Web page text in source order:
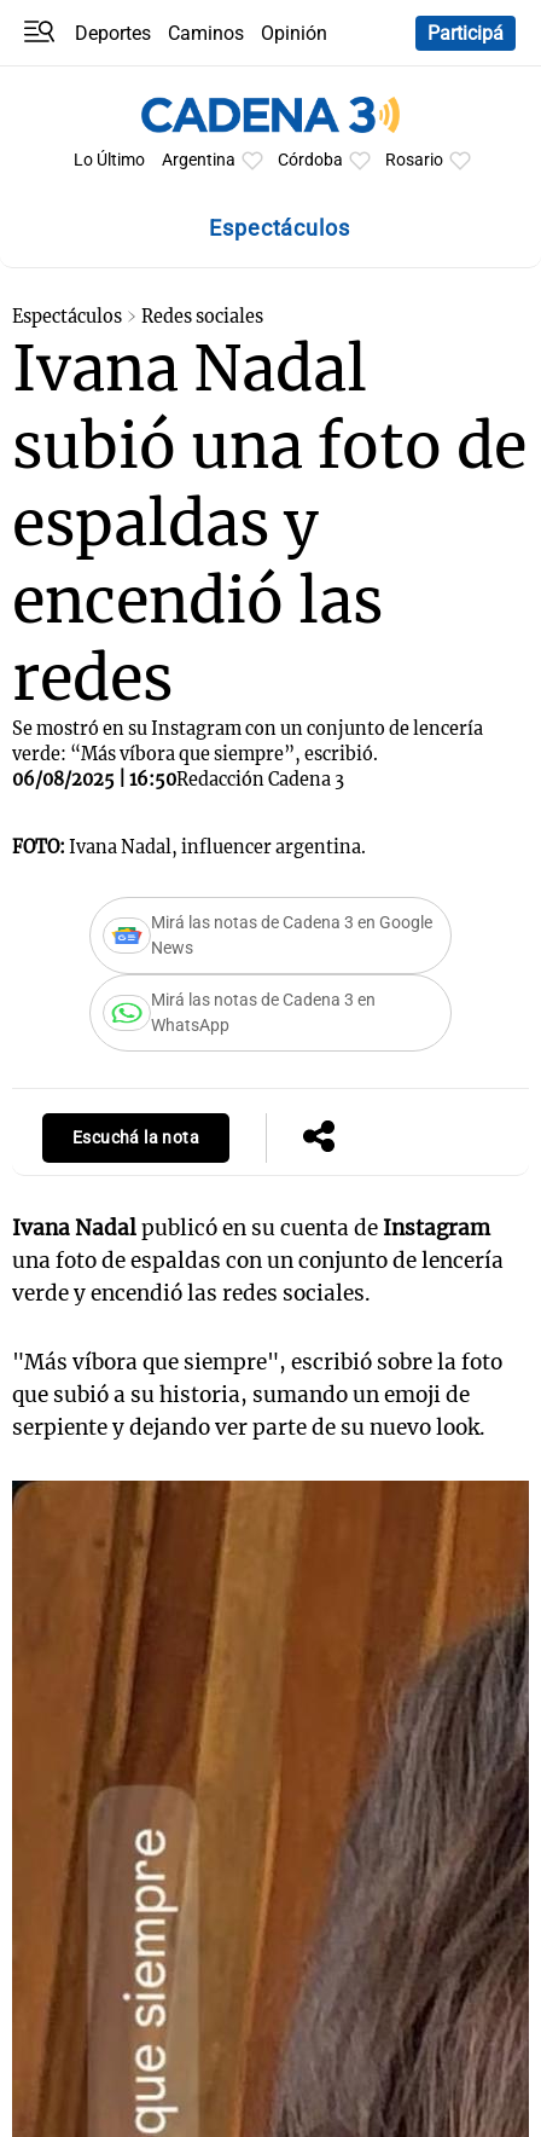
Deportes Caminos
Opinión
Participá
Lo Último Argentina Córdoba Rosario
Espectáculos
Espectáculos Redes sociales
Ivana Nadal
subió una foto de
espaldas y
encendió las
redes
Se mostró en su Instagram con un conjunto de lencería
verde: “Más víbora que siempre”, escribió.
06/08/2025 | 16:50Redacción Cadena 3
FOTO: Ivana Nadal, influencer argentina.
Mirá las notas de Cadena 3 en Google
News
Mirá las notas de Cadena 3 en
WhatsApp
Escuchá la nota
Ivana Nadalpublicó en su cuenta de Instagram
una foto de espaldas con un conjunto de lencería
verde y encendió las redes sociales.
"Más víbora que siempre", escribió sobre la foto
que subió a su historia, sumando un emoji de
serpiente y dejando ver parte de su nuevo look.
Notas
Mundial 2026
La Sole en
Cadena 3